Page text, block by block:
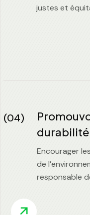
justes et
(04)
durabilité
Encourager
de
responsable